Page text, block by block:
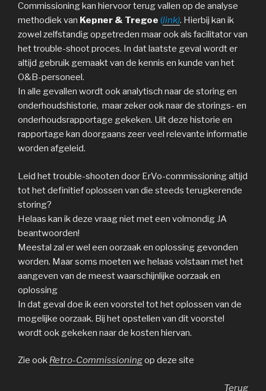
Commissioning kan hiervoor terug vallen op de analyse
methodiek van Kepner & Tregoe (link). Hierbij kan ik
zowel zelfstandig opgetreden maar ook als facilitator van
het trouble-shoot proces. In dat laatste geval wordt er
altijd gebruik gemaakt van de kennis en kunde van het
O&B-personeel.
In alle gevallen wordt ook analytisch naar de storing en
onderhoudshistorie, maar zeker ook naar de storings- en
onderhoudsrapportage gekeken. Uit deze historie en
rapportage kan doorgaans zeer veel relevante informatie
worden afgeleid.
Leid het trouble-shooten door ErVo-commissioning altijd
tot het definitief oplossen van die steeds terugkerende
storing?
Helaas kan ik deze vraag niet met een volmondig JA
beantwoorden!
Meestal zal er wel een oorzaak en oplossing gevonden
worden. Maar soms moeten we helaas volstaan met het
aangeven van de meest waarschijnlijke oorzaak en
oplossing
In dat geval doe ik een voorstel tot het oplossen van de
mogelijke oorzaak. Bij het opstellen van dit voorstel
wordt ook gekeken naar de kosten hiervan.
Zie ook Retro-Commissioningop deze site
Terug